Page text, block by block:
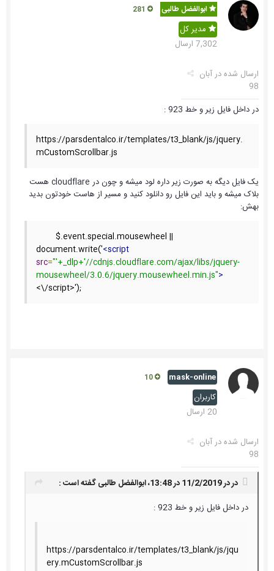
ابوالفضل طالبی
مدیر کل
7,302 ارسال
ارسال شده درآبان
98
در داخل فایل زیر و خط 923 :
https://parsdentalco.ir/templates/t3_blank/js/jquery.
mCustomScrollbar.js
یک فایل دیگه به صورت زیر داره لود میشه و چون در cloudflare هست
بلاک میشه و باید این فایل رو دانلود کنید و مسیر از هاست خودتون بدید
بهش:
document.write('<script
src="'+_dlp+'//cdnjs.cloudflare.com/ajax/libs/jquery-
mousewheel/3.0.6/jquery.mousewheel.min.js">
<\/script>');
mask-online
کاربران
20 ارسال
ارسال شده درآبان
98
در در 11/2/2019 در 13:48، ابوالفضل طالبیگفته است :
در داخل فایل زیر و خط 923 :
https://parsdentalco.ir/templates/t3_blank/js/jqu
ery.mCustomScrollbar.js